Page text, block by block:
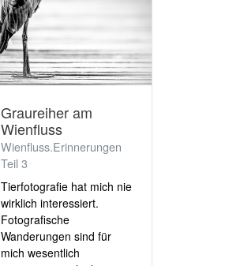
Graureiher am
Wienfluss
Wienfluss.Erinnerungen
Teil 3
Tierfotografie hat mich nie
wirklich interessiert.
Fotografische
Wanderungen sind für
mich wesentlich